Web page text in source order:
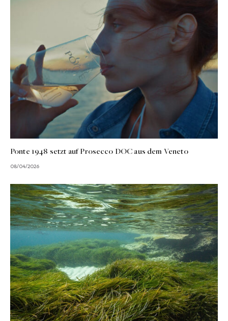
Ponte 1948 setzt auf Prosecco DOC aus dem Veneto
08/04/2026